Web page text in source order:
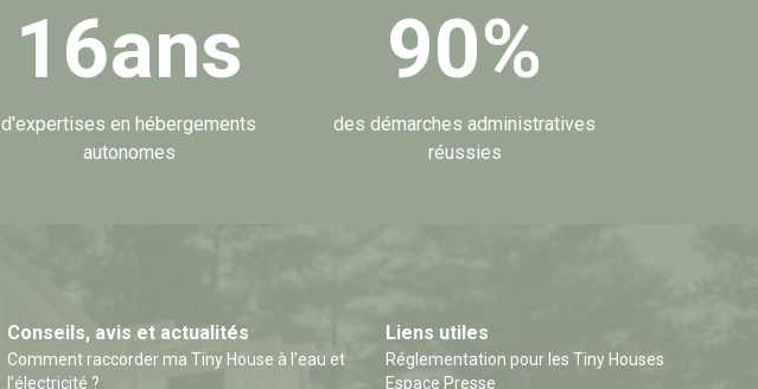
16ans
d'expertises en hébergements
autonomes
90%
des démarches administratives
réussies
Conseils, avis et actualités
Comment raccorder ma Tiny House à l’eau et
l’électricité ?
Liens utiles
Réglementation pour les Tiny Houses
Espace Presse